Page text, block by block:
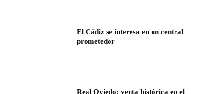
El Cádiz se interesa en un central
prometedor
Real Oviedo: venta histórica en el